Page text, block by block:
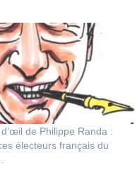
de Philippe Randa :
électeurs français du